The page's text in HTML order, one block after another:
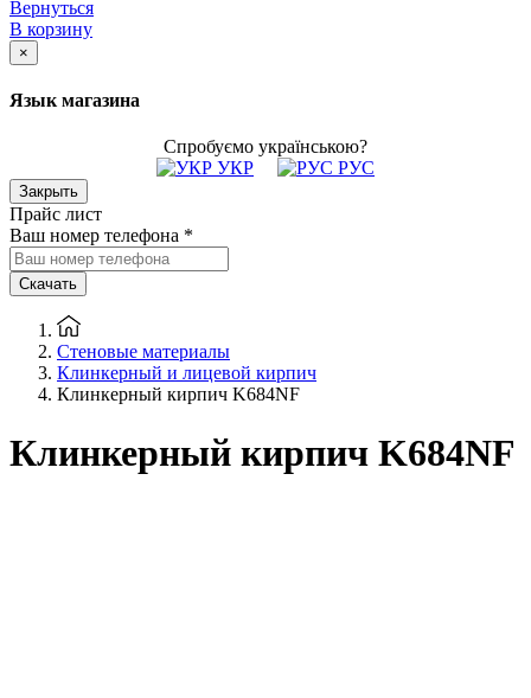
Вернуться
В корзину
×
Язык магазина
Спробуємо українською?
УКР
РУС
Закрыть
Прайс лист
Ваш номер телефона *
Скачать
Стеновые материалы
Клинкерный и лицевой кирпич
Клинкерный кирпич K684NF
Клинкерный кирпич K684NF